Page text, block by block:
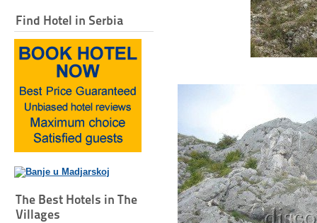
Find Hotel in Serbia
The Best Hotels in The
Villages